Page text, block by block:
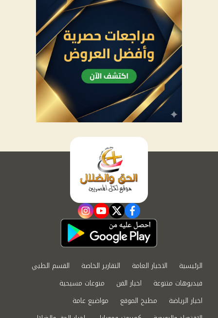
facebook
twitter
youtube
instagram
الرئيسية الاخبار العامة التقارير الخاصة
القسم الطبي
فيديوهات متنوعة
اخبار الفن
منوعات مسيحية
اخبار الرياضة
مطبخ الموقع
مواضيع عامة